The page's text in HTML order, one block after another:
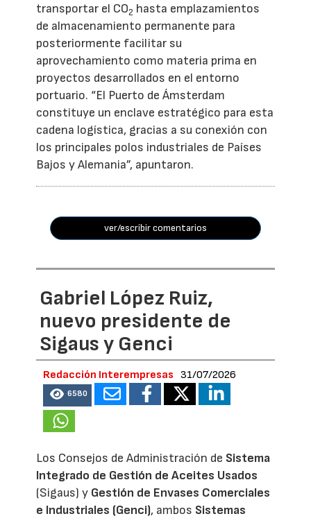
transportar el CO2 hasta emplazamientos
de almacenamiento permanente para
posteriormente facilitar su
aprovechamiento como materia prima en
proyectos desarrollados en el entorno
portuario. “El Puerto de Ámsterdam
constituye un enclave estratégico para esta
cadena logística, gracias a su conexión con
los principales polos industriales de Países
Bajos y Alemania”, apuntaron.
ver/escribir comentarios
Gabriel López Ruiz,
nuevo presidente de
Sigaus y Genci
Redacción Interempresas 31/07/2026
6580
Los Consejos de Administración de Sistema
Integrado de Gestión de Aceites Usados
(Sigaus) y Gestión de Envases Comerciales
e Industriales (Genci), ambos Sistemas